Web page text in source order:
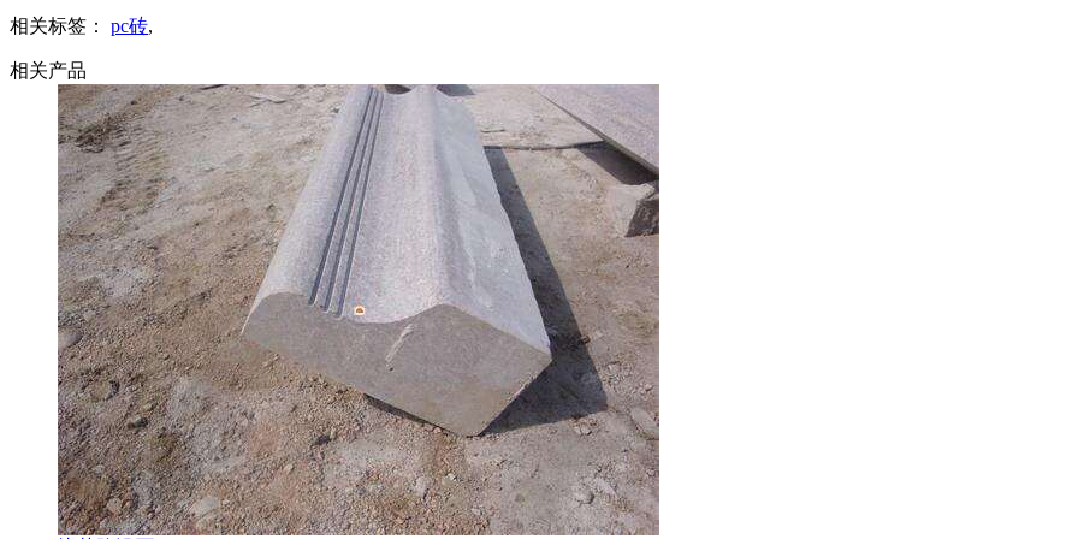
相关标签： pc砖,
相关产品